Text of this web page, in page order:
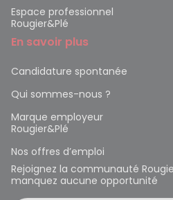
Espace professionnel
Rougier&Plé
En savoir plus
Candidature spontanée
Qui sommes-nous ?
Marque employeur
Rougier&Plé
Nos offres d’emploi
Rejoignez la communauté
manquez aucune opportunité